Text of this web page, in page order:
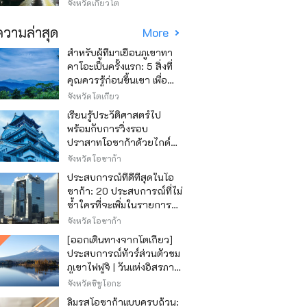
จังหวัดเกียวโต
ามล่าสุด More
สำหรับผู้ที่มาเยือนภูเขาทา
คาโอะเป็นครั้งแรก: 5 สิ่งที่
คุณควรรู้ก่อนขึ้นเขา เพื่อ
ให้การปีนเขาเป็นไปอย่าง
สนุกสนาน
จังหวัดโตเกียว
เรียนรู้ประวัติศาสตร์ไป
พร้อมกับการวิ่งรอบ
ปราสาทโอซาก้าด้วยไกด์
เสียง "วิ่ง วิ่ง เรียนรู้"
จังหวัดโอซาก้า
ประสบการณ์ที่ดีที่สุดในโอ
ซาก้า: 20 ประสบการณ์ที่ไม่
ซ้ำใครที่จะเพิ่มในรายการสิ่ง
ที่อยากทำในการเดินทาง
ของคุณ
จังหวัดโอซาก้า
[ออกเดินทางจากโตเกียว]
ประสบการณ์ทัวร์ส่วนตัวชม
ภูเขาไฟฟูจิ | วันแห่งอิสรภาพ
สุดหรู
จังหวัดชิซูโอกะ
ลิ้มรสโอซาก้าแบบครบถ้วน: